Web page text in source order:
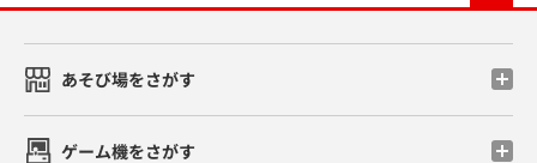
あそび場をさがす
ゲーム機をさがす